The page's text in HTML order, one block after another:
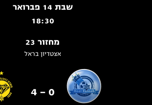
שבת 14 פברואר
18:30
מחזור 23
אצטדיון בראל
0 - 4